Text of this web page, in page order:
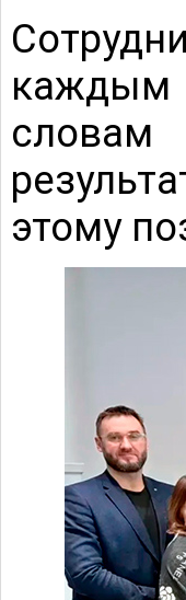
словам
этому